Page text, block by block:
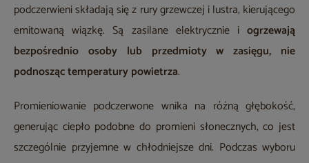
podczerwieni składają się z rury grzewczej i lustra, kierującego
emitowaną wiązkę. Są zasilane elektrycznie i ogrzewają
bezpośrednio osoby lub przedmioty w zasięgu, nie
podnosząc temperatury powietrza.
Promieniowanie podczerwone wnika na różną głębokość,
generując ciepło podobne do promieni słonecznych, co jest
szczególnie przyjemne w chłodniejsze dni. Podczas wyboru